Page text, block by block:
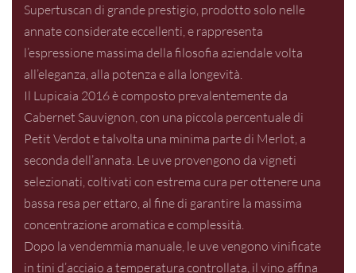
Supertuscan di grande prestigio, prodotto solo nelle
annate considerate eccellenti, e rappresenta
l’espressione massima della filosofia aziendale volta
all’eleganza, alla potenza e alla longevità.
Il Lupicaia 2016 è composto prevalentemente da
Cabernet Sauvignon, con una piccola percentuale di
Petit Verdot e talvolta una minima parte di Merlot, a
seconda dell’annata. Le uve provengono da vigneti
selezionati, coltivati con estrema cura per ottenere una
bassa resa per ettaro, al fine di garantire la massima
concentrazione aromatica e complessità.
Dopo la vendemmia manuale, le uve vengono vinificate
in tini d’acciaio a temperatura controllata, il vino affina